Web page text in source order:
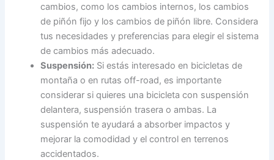
cambios, como los cambios internos, los cambios
de piñón fijo y los cambios de piñón libre. Considera
tus necesidades y preferencias para elegir el sistema
de cambios más adecuado.
Suspensión: Si estás interesado en bicicletas de
montaña o en rutas off-road, es importante
considerar si quieres una bicicleta con suspensión
delantera, suspensión trasera o ambas. La
suspensión te ayudará a absorber impactos y
mejorar la comodidad y el control en terrenos
accidentados.